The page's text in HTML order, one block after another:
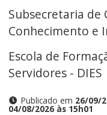
Subsecretaria de
Conhecimento e
Escola de
Servidores - DIES
Publicado em 26/09/
04/08/2026 às 15h01